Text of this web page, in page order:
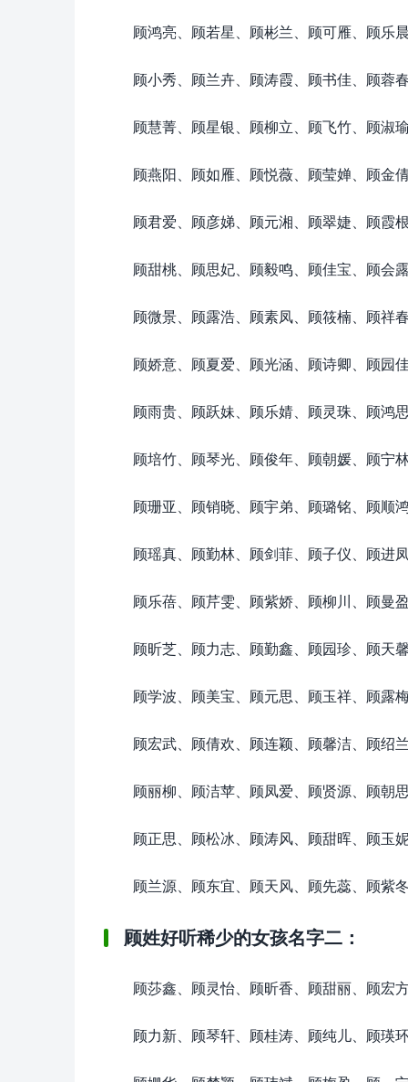
顾鸿亮、顾若星、顾彬兰、顾可雁、顾乐晨
顾小秀、顾兰卉、顾涛霞、顾书佳、顾蓉春
顾慧菁、顾星银、顾柳立、顾飞竹、顾淑瑜
顾燕阳、顾如雁、顾悦薇、顾莹婵、顾金倩
顾君爱、顾彦娣、顾元湘、顾翠婕、顾霞根
顾甜桃、顾思妃、顾毅鸣、顾佳宝、顾会露
顾微景、顾露浩、顾素凤、顾筱楠、顾祥春
顾娇意、顾夏爱、顾光涵、顾诗卿、顾园佳
顾雨贵、顾跃妹、顾乐婧、顾灵珠、顾鸿思
顾培竹、顾琴光、顾俊年、顾朝媛、顾宁林
顾珊亚、顾销晓、顾宇弟、顾璐铭、顾顺鸿
顾瑶真、顾勤林、顾剑菲、顾子仪、顾进凤
顾乐蓓、顾芹雯、顾紫娇、顾柳川、顾曼盈
顾昕芝、顾力志、顾勤鑫、顾园珍、顾天馨
顾学波、顾美宝、顾元思、顾玉祥、顾露梅
顾宏武、顾倩欢、顾连颖、顾馨洁、顾绍兰
顾丽柳、顾洁苹、顾凤爱、顾贤源、顾朝思
顾正思、顾松冰、顾涛风、顾甜晖、顾玉妮
顾兰源、顾东宜、顾天风、顾先蕊、顾紫冬
顾姓好听稀少的女孩名字二：
顾莎鑫、顾灵怡、顾昕香、顾甜丽、顾宏方
顾力新、顾琴轩、顾桂涛、顾纯儿、顾瑛环